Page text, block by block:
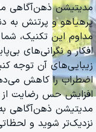
مدیتیشن ذهن‌آگاهی
پرهیاهو و پرتنش به
مداوم این تکنیک،
افکار و نگرانی‌های
زیبایی‌های آن توجه
اضطراب را کاهش
افزایش حس رضایت از
مدیتیشن ذهن‌آگاهی
نزدیک‌تر شوید و